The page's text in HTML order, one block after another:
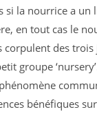
si la nourrice a un
en tout cas le
corpulent des trois
groupe
bénéfiques